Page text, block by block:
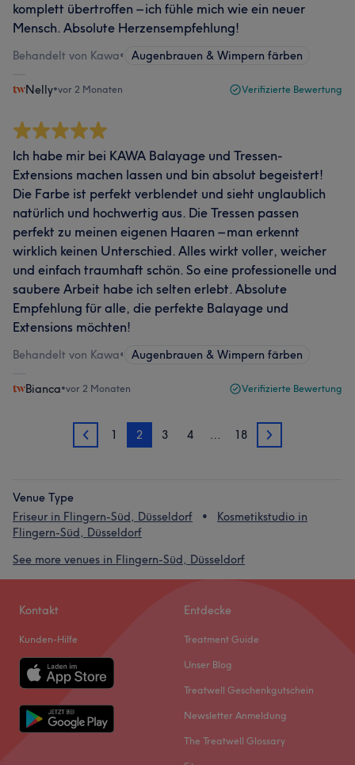
komplett übertroffen – ich fühle mich wie ein neuer
Mensch. Absolute Herzensempfehlung!
Behandelt von Kawa• Augenbrauen & Wimpern färben
Nelly•vor 2 Monaten Verifizierte Bewertung
Ich habe mir bei KAWA Balayage und Tressen-
Extensions machen lassen und bin absolut begeistert!
Die Farbe ist perfekt verblendet und sieht unglaublich
natürlich und hochwertig aus. Die Tressen passen
perfekt zu meinen eigenen Haaren – man erkennt
wirklich keinen Unterschied. Alles wirkt voller, weicher
und einfach traumhaft schön. So eine professionelle und
saubere Arbeit habe ich selten erlebt. Absolute
Empfehlung für alle, die perfekte Balayage und
Extensions möchten!
Behandelt von Kawa• Augenbrauen & Wimpern färben
Bianca•vor 2 Monaten Verifizierte Bewertung
1 1 2 3 4 … 18 3
Venue Type
Friseur in Flingern-Süd, Düsseldorf
Kosmetikstudio in
Flingern-Süd, Düsseldorf
See more venues in Flingern-Süd, Düsseldorf
Kontakt
Kunden-Hilfe
Entdecke
Treatment Guide
Unser Blog
Treatwell Geschenkgutschein
Newsletter Anmeldung
The Treatwell Glossary